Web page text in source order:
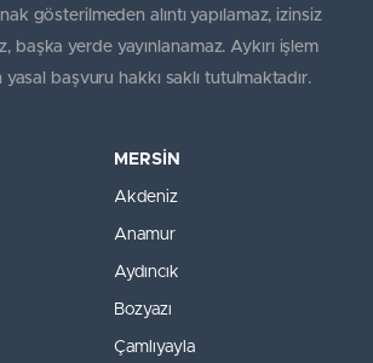
gösterilmeden alıntı yapılamaz, izinsiz
başka yerde yayınlanamaz. Aykırı işlem
başvuru hakkı saklı tutulmaktadır.
MERSİN
Akdeniz
Anamur
Aydıncık
Bozyazı
Çamlıyayla